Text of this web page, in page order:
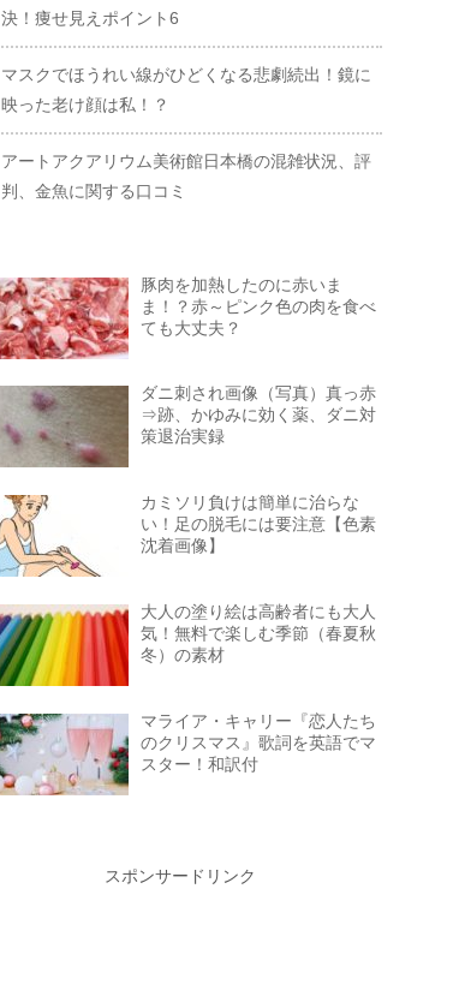
決！痩せ見えポイント6
マスクでほうれい線がひどくなる悲劇続出！鏡に
映った老け顔は私！？
アートアクアリウム美術館日本橋の混雑状況、評
判、金魚に関する口コミ
豚肉を加熱したのに赤いま
ま！？赤～ピンク色の肉を食べ
ても大丈夫？
ダニ刺され画像（写真）真っ赤
⇒跡、かゆみに効く薬、ダニ対
策退治実録
カミソリ負けは簡単に治らな
い！足の脱毛には要注意【色素
沈着画像】
大人の塗り絵は高齢者にも大人
気！無料で楽しむ季節（春夏秋
冬）の素材
マライア・キャリー『恋人たち
のクリスマス』歌詞を英語でマ
スター！和訳付
スポンサードリンク